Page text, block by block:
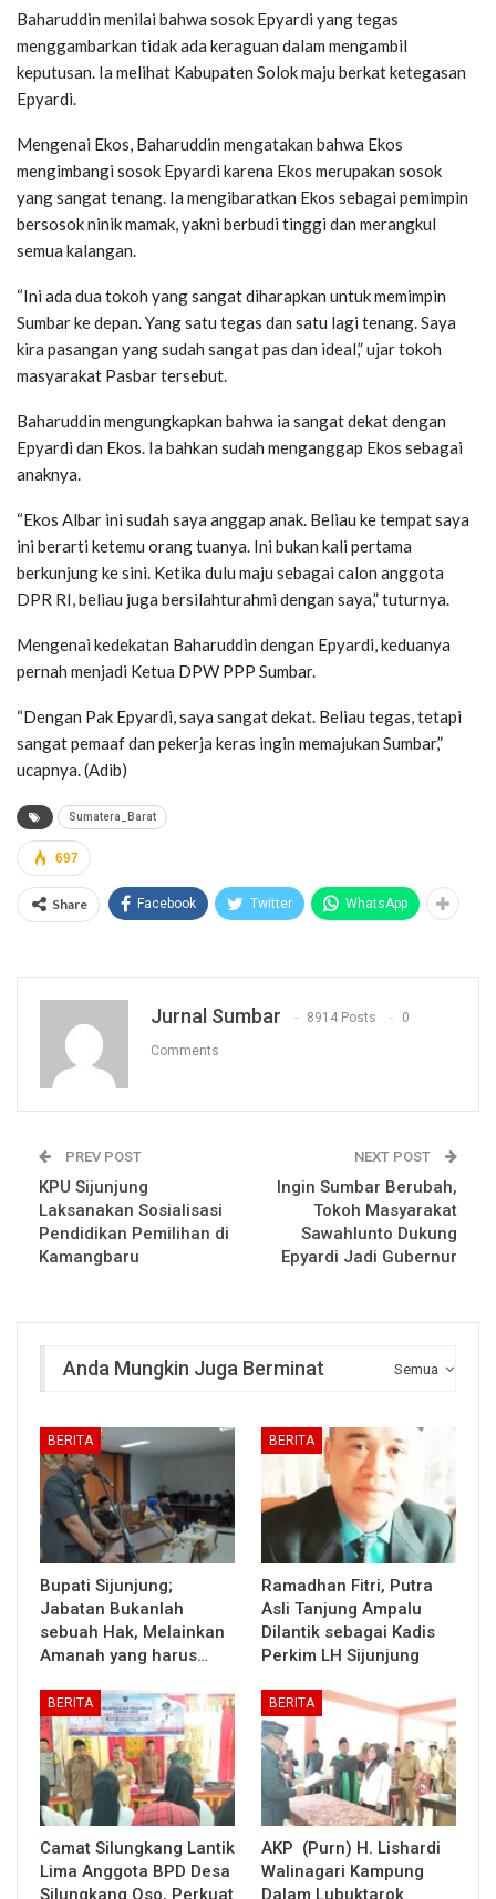
Baharuddin menilai bahwa sosok Epyardi yang tegas
menggambarkan tidak ada keraguan dalam mengambil
keputusan. Ia melihat Kabupaten Solok maju berkat ketegasan
Epyardi.
Mengenai Ekos, Baharuddin mengatakan bahwa Ekos
mengimbangi sosok Epyardi karena Ekos merupakan sosok
yang sangat tenang. Ia mengibaratkan Ekos sebagai pemimpin
bersosok ninik mamak, yakni berbudi tinggi dan merangkul
semua kalangan.
“Ini ada dua tokoh yang sangat diharapkan untuk memimpin
Sumbar ke depan. Yang satu tegas dan satu lagi tenang. Saya
kira pasangan yang sudah sangat pas dan ideal,” ujar tokoh
masyarakat Pasbar tersebut.
Baharuddin mengungkapkan bahwa ia sangat dekat dengan
Epyardi dan Ekos. Ia bahkan sudah menganggap Ekos sebagai
anaknya.
“Ekos Albar ini sudah saya anggap anak. Beliau ke tempat saya
ini berarti ketemu orang tuanya. Ini bukan kali pertama
berkunjung ke sini. Ketika dulu maju sebagai calon anggota
DPR RI, beliau juga bersilahturahmi dengan saya,” tuturnya.
Mengenai kedekatan Baharuddin dengan Epyardi, keduanya
pernah menjadi Ketua DPW PPP Sumbar.
“Dengan Pak Epyardi, saya sangat dekat. Beliau tegas, tetapi
sangat pemaaf dan pekerja keras ingin memajukan Sumbar,”
ucapnya. (Adib)
Sumatera_Barat
697
Share Facebook Twitter WhatsApp
Jurnal Sumbar 8914 Posts 0
Comments
PREV POST
KPU Sijunjung
Laksanakan Sosialisasi
Pendidikan Pemilihan di
Kamangbaru
NEXT POST
Ingin Sumbar Berubah,
Tokoh Masyarakat
Sawahlunto Dukung
Epyardi Jadi Gubernur
Semua
Anda Mungkin Juga Berminat
BERITA
Bupati Sijunjung;
Jabatan Bukanlah
sebuah Hak, Melainkan
Amanah yang harus…
BERITA
Ramadhan Fitri, Putra
Asli Tanjung Ampalu
Dilantik sebagai Kadis
Perkim LH Sijunjung
BERITA
Camat Silungkang Lantik
Lima Anggota BPD Desa
Silungkang Oso, Perkuat
BERITA
AKP (Purn) H. Lishardi
Walinagari Kampung
Dalam Lubuktarok